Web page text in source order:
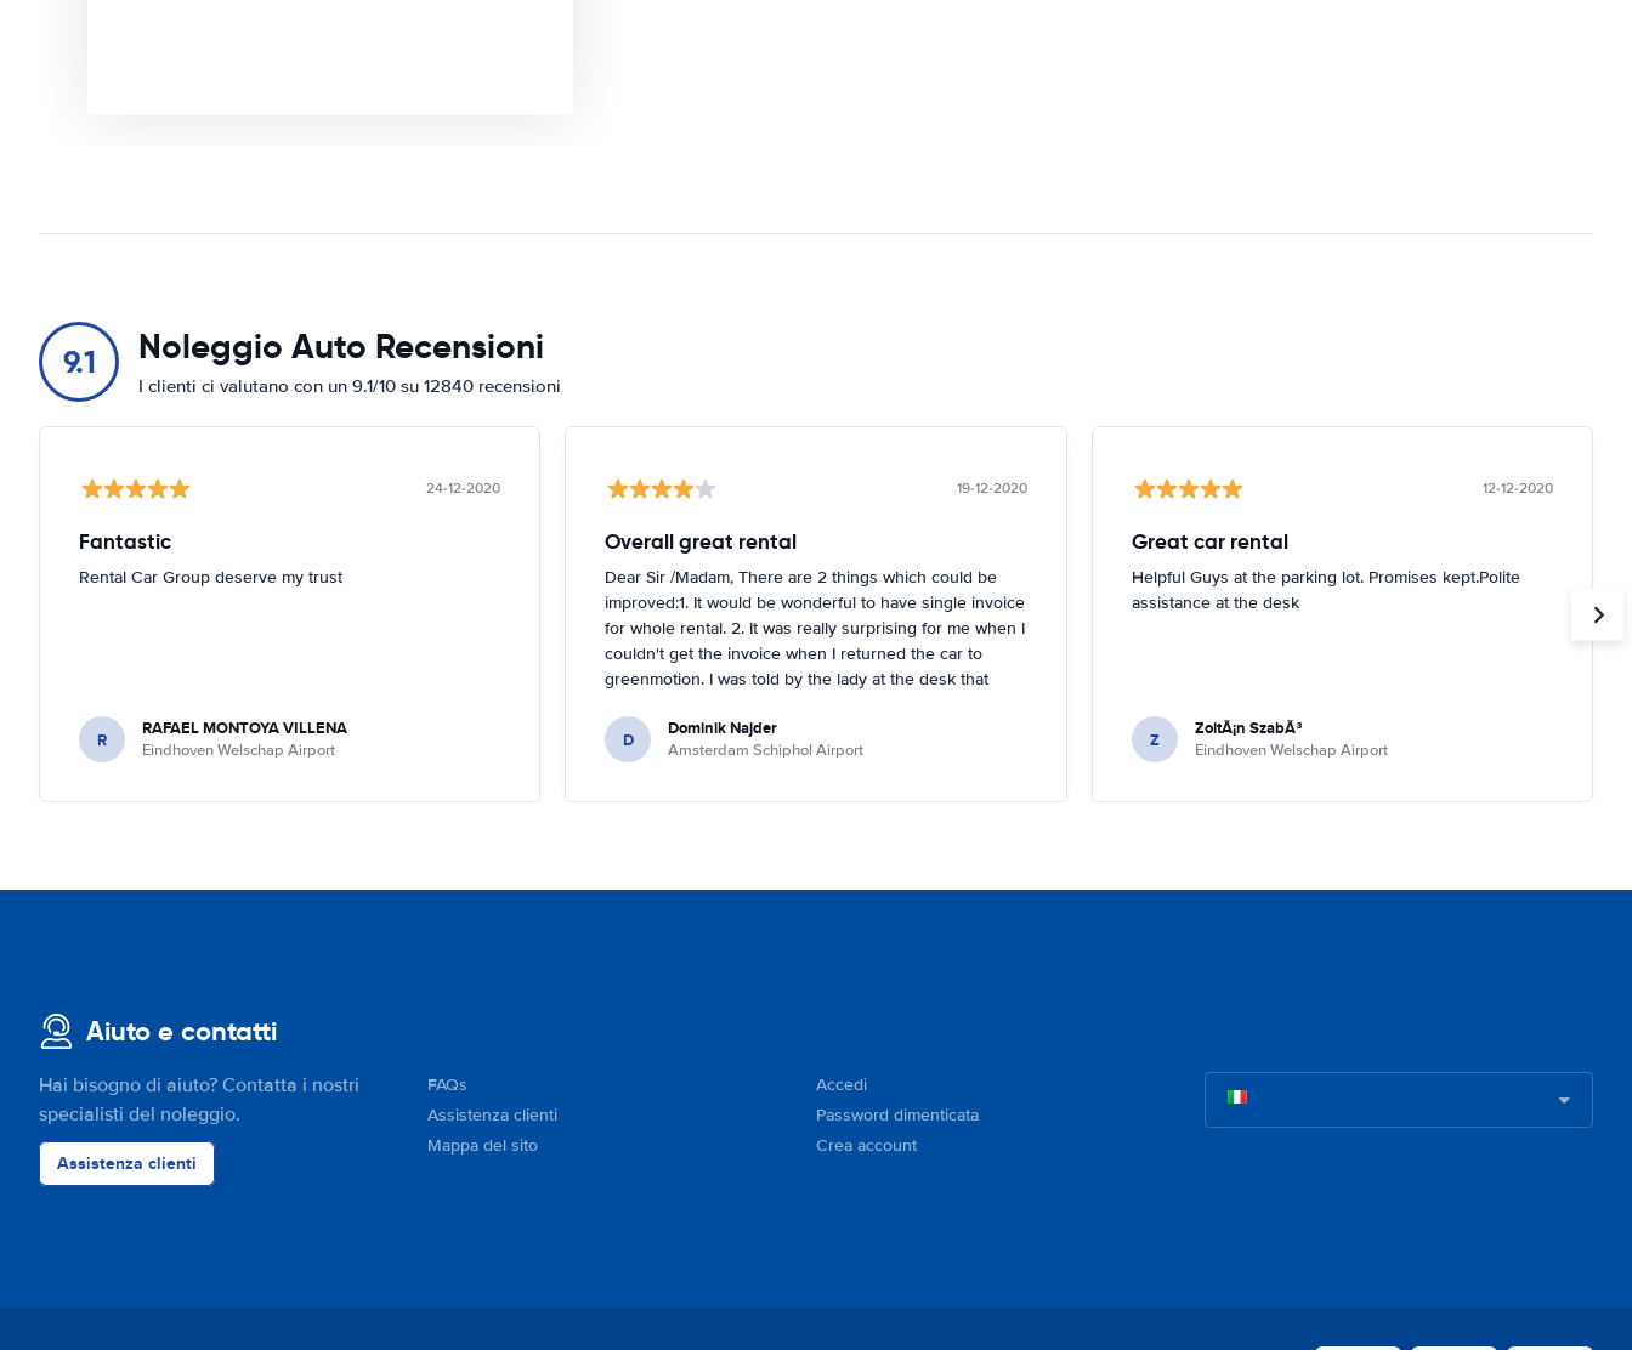
9.1 Noleggio Auto Recensioni
I clienti ci valutano con un 9.1/10 su 12840 recensioni
24-12-2020
Fantastic
Rental Car Group deserve my trust
R RAFAEL MONTOYA VILLENA
Eindhoven Welschap Airport
19-12-2020
Overall great rental
Dear Sir /Madam, There are 2 things which could be
improved:1. It would be wonderful to have single invoice
for whole rental. 2. It was really surprising for me when I
couldn't get the invoice when I returned the car to
greenmotion. I was told by the lady at the desk that
after that the invoice will be sent to my email address.
I'm not sure if it's a problem to check the car with flash
with the car overnight on the parking I would be
D Dominik Najder
Amsterdam Schiphol Airport
12-12-2020
Great car rental
Helpful Guys at the parking lot. Promises kept.Polite
assistance at the desk
Z ZoltÃ¡n SzabÃ³
Eindhoven Welschap Airport
Aiuto e contatti
Hai bisogno di aiuto? Contatta i nostri
specialisti del noleggio.
Assistenza clienti
FAQs
Assistenza clienti
Mappa del sito
Accedi
Password dimenticata
Crea account